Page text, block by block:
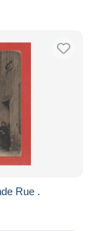
Rue .